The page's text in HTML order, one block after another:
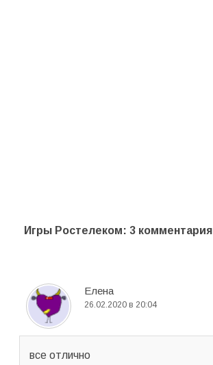
Игры Ростелеком: 3 комментария
Елена
26.02.2020 в 20:04
все отлично